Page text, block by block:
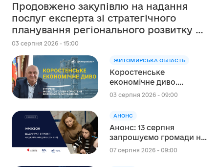
Продовжено закупівлю на надання
послуг експерта зі стратегічного
планування регіонального розвитку в
сфері освіти в межах реалізації
Швейцарсько-українського Проєкту
DECIDE
03 серпня 2026 - 15:00
ЖИТОМИРСЬКА ОБЛАСТЬ
Коростенське
економічне диво.
Інтерв’ю міського голови
03 серпня 2026 - 09:00
АНОНС
Анонс: 13 серпня
запрошуємо громади на
інформаційну сесію
07 серпня 2026 - 09:00